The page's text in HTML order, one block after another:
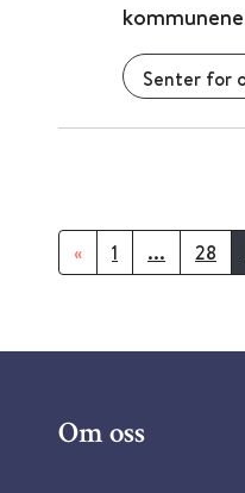
kommunene
« 1 ... 28
Om oss